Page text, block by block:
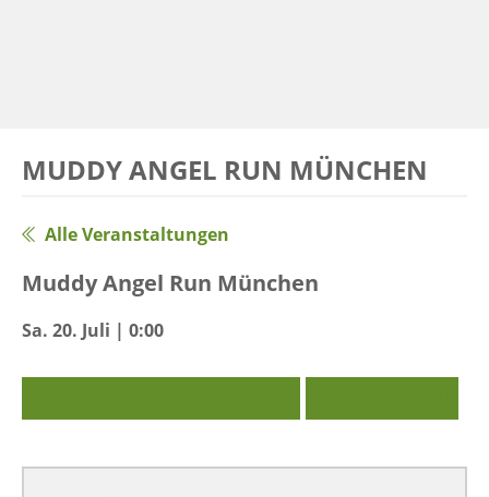
MUDDY ANGEL RUN MÜNCHEN
Alle Veranstaltungen
Muddy Angel Run München
Sa. 20. Juli | 0:00